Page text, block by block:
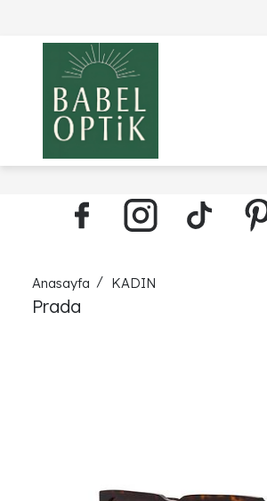
Anasayfa KADIN
Prada